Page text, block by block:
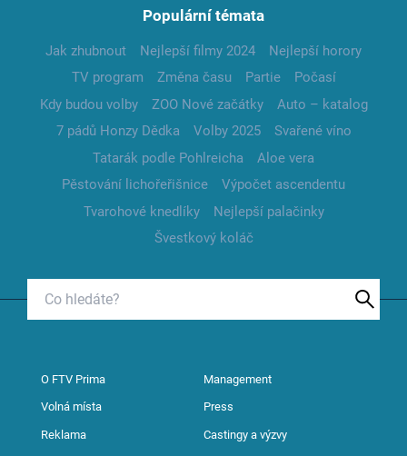
Populární témata
Jak zhubnout Nejlepší filmy 2024
Nejlepší horory
TV program
Změna času Partie
Počasí
Kdy budou volby
ZOO Nové začátky
Auto – katalog
7 pádů Honzy Dědka
Volby 2025
Svařené víno
Tatarák podle Pohlreicha
Aloe vera
Pěstování lichořeřišnice
Výpočet ascendentu
Tvarohové knedlíky
Nejlepší palačinky
Švestkový koláč
O FTV Prima Management
Volná místa Press
Reklama Castingy a výzvy